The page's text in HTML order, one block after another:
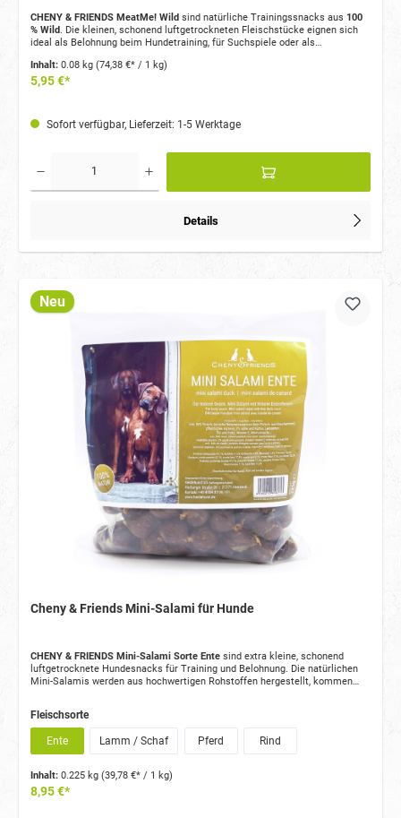
CHENY & FRIENDS MeatMe! Wildsind natürliche Trainingssnacks aus 100
% Wild. Die kleinen, schonend luftgetrockneten Fleischstücke eignen sich
ideal als Belohnung beim Hundetraining, für Suchspiele oder als
Inhalt: 0.08 kg (74,38 €* / 1 kg)
5,95 €*
Sofort verfügbar, Lieferzeit: 1-5 Werktage
Details
Neu
Cheny & Friends Mini-Salami für Hunde
CHENY & FRIENDS Mini-Salami Sorte Entesind extra kleine, schonend
luftgetrocknete Hundesnacks für Training und Belohnung. Die natürlichen
Mini-Salamis werden aus hochwertigen Rohstoffen hergestellt, kommen
Fleischsorte
Ente Lamm / Schaf Pferd Rind
Inhalt: 0.225 kg (39,78 €* / 1 kg)
8,95 €*